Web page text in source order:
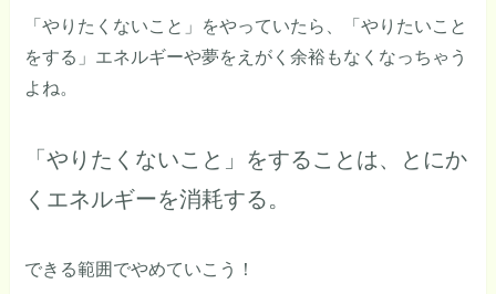
「やりたくないこと」をやっていたら、「やりたいこと
をする」エネルギーや夢をえがく余裕もなくなっちゃう
よね。
「やりたくないこと」をすることは、とにか
くエネルギーを消耗する。
できる範囲でやめていこう！